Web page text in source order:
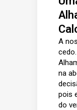
A
na
pois
do